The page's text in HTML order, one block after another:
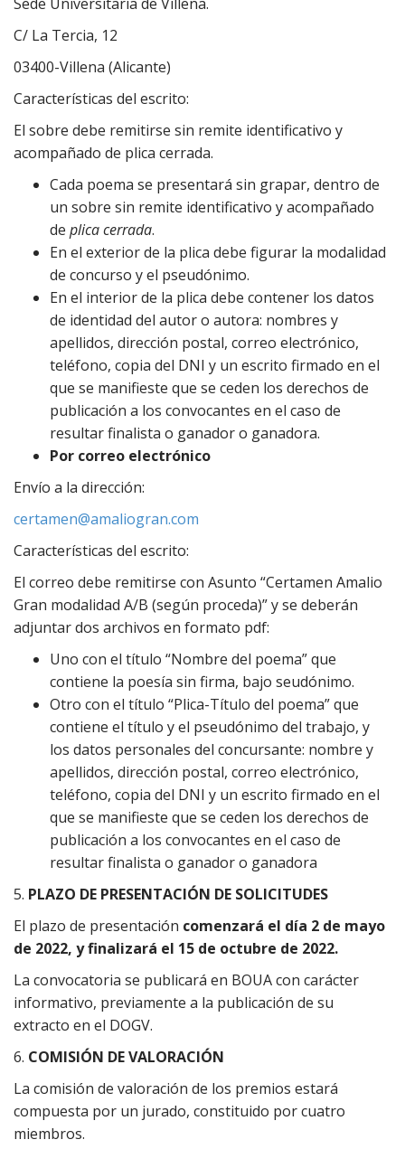
C/ La Tercia, 12
03400-Villena (Alicante)
Características del escrito:
El sobre debe remitirse sin remite identificativo y
acompañado de plica cerrada.
Cada poema se presentará sin grapar, dentro de
un sobre sin remite identificativo y acompañado
de plica cerrada.
En el exterior de la plica debe figurar la modalidad
de concurso y el pseudónimo.
En el interior de la plica debe contener los datos
de identidad del autor o autora: nombres y
apellidos, dirección postal, correo electrónico,
teléfono, copia del DNI y un escrito firmado en el
que se manifieste que se ceden los derechos de
publicación a los convocantes en el caso de
resultar finalista o ganador o ganadora.
Por correo electrónico
Envío a la dirección:
certamen@amaliogran.com
Características del escrito:
El correo debe remitirse con Asunto “Certamen Amalio
Gran modalidad A/B (según proceda)” y se deberán
adjuntar dos archivos en formato pdf:
Uno con el título “Nombre del poema” que
contiene la poesía sin firma, bajo seudónimo.
Otro con el título “Plica-Título del poema” que
contiene el título y el pseudónimo del trabajo, y
los datos personales del concursante: nombre y
apellidos, dirección postal, correo electrónico,
teléfono, copia del DNI y un escrito firmado en el
que se manifieste que se ceden los derechos de
publicación a los convocantes en el caso de
resultar finalista o ganador o ganadora
5. PLAZO DE PRESENTACIÓN DE SOLICITUDES
El plazo de presentación comenzará el día 2 de mayo
de 2022, y finalizará el 15 de octubre de 2022.
La convocatoria se publicará en BOUA con carácter
informativo, previamente a la publicación de su
extracto en el DOGV.
6. COMISIÓN DE VALORACIÓN
La comisión de valoración de los premios estará
compuesta por un jurado, constituido por cuatro
miembros.